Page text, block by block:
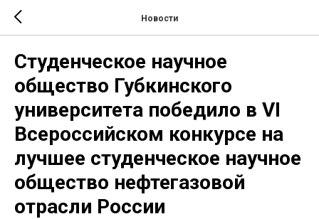
Новости
Студенческое научное
общество Губкинского
университета победило в VI
Всероссийском конкурсе на
лучшее студенческое научное
общество нефтегазовой
отрасли России